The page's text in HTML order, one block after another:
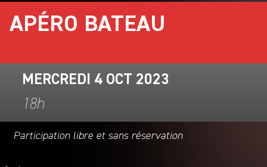
APÉRO BATEAU
MERCREDI 4 OCT 2023
18h
Participation libre et sans réservation